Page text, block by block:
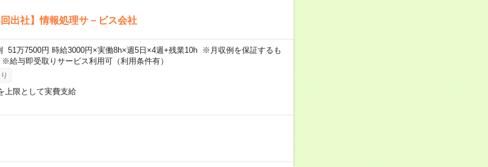
出社】情報処理サ－ビス会社
万7500円 時給3000円×実働8h×週5日×4週+残業10h ※月収例を保証するも
給与即受取りサービス利用可（利用条件有）
上限として実費支給